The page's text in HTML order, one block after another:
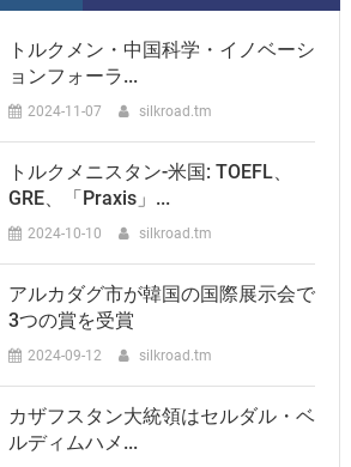
トルクメン・中国科学・イノベーシ
ョンフォーラ...
2024-11-07 silkroad.tm
トルクメニスタン-米国: TOEFL、
GRE、「Praxis」...
2024-10-10 silkroad.tm
アルカダグ市が韓国の国際展示会で
3つの賞を受賞
2024-09-12 silkroad.tm
カザフスタン大統領はセルダル・ベ
ルディムハメ...